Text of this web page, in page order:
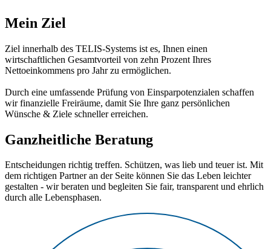
Mein Ziel
Ziel innerhalb des TELIS-Systems ist es, Ihnen einen
wirtschaftlichen Gesamtvorteil von zehn Prozent Ihres
Nettoeinkommens pro Jahr zu ermöglichen.
Durch eine umfassende Prüfung von Einsparpotenzialen schaffen
wir finanzielle Freiräume, damit Sie Ihre ganz persönlichen
Wünsche & Ziele schneller erreichen.
Ganzheitliche Beratung
Entscheidungen richtig treffen. Schützen, was lieb und teuer ist. Mit
dem richtigen Partner an der Seite können Sie das Leben leichter
gestalten - wir beraten und begleiten Sie fair, transparent und ehrlich
durch alle Lebensphasen.